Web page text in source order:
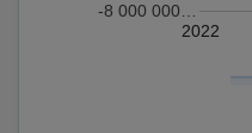
2022
-8 000 000…